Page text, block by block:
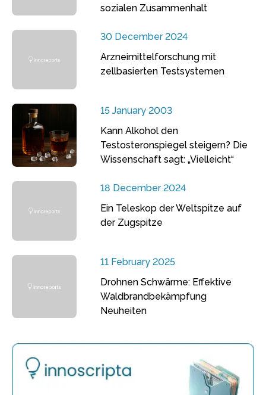
sozialen Zusammenhalt
30 December 2024
Arzneimittelforschung mit
zellbasierten Testsystemen
15 January 2003
Kann Alkohol den
Testosteronspiegel steigern? Die
Wissenschaft sagt: „Vielleicht“
18 December 2024
Ein Teleskop der Weltspitze auf
der Zugspitze
11 February 2025
Drohnen Schwärme: Effektive
Waldbrandbekämpfung
Neuheiten